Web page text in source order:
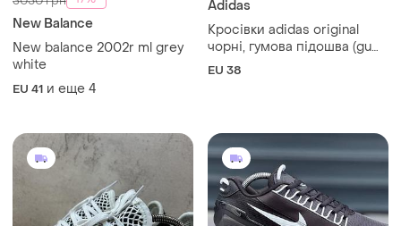
New Balance
New balance 2002r ml grey
white
EU 41 и еще 4
Adidas
Кросівки adidas original
чорні, гумова підошва (gum
sole), 38 розмір, 24 см
EU 38